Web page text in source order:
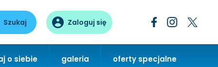
Szukaj Zaloguj się
o siebie galeria oferty specjalne